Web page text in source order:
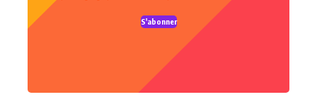
S'abonner